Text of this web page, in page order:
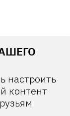
настроить
контент